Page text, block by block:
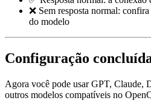
❌ Sem resposta normal:
do modelo
Configuração
Agora você pode usar GPT,
outros modelos compatíveis no